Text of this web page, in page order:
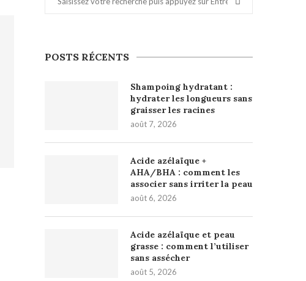
POSTS RÉCENTS
Shampoing hydratant :
hydrater les longueurs sans
graisser les racines
août 7, 2026
Acide azélaïque +
AHA/BHA : comment les
associer sans irriter la peau
août 6, 2026
Acide azélaïque et peau
grasse : comment l’utiliser
sans assécher
août 5, 2026